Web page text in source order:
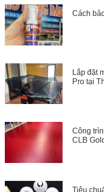
Cách
Lắp đặt
Pro tại
Công
CLB
Tiêu